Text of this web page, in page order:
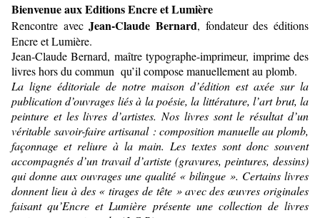
Bienvenue aux Editions Encre et Lumière
Rencontre avecJean-Claude Bernard, fondateur des éditions
Encre et Lumière.
Jean-Claude Bernard, maître typographe-imprimeur, imprime des
livres hors du commun qu’il compose manuellement au plomb.
La ligne éditoriale de notre maison d’édition est axée sur la
publication d’ouvrages liés à la poésie, la littérature, l’art brut, la
peinture et les livres d’artistes. Nos livres sont le résultat d’un
véritable savoir-faire artisanal : composition manuelle au plomb,
façonnage et reliure à la main. Les textes sont donc souvent
accompagnés d’un travail d’artiste (gravures, peintures, dessins)
qui donne aux ouvrages une qualité « bilingue ». Certains livres
donnent lieu à des « tirages de tête » avec des œuvres originales
faisant qu’Encre et Lumière présente une collection de livres